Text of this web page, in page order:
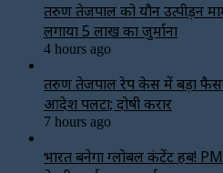
तरुण तेजपाल को यौन उत्पीड़न
लगाया ₹5 लाख का जुर्माना
4 hours ago
तरुण तेजपाल रेप केस में बड़ा
आदेश पलटा; दोषी करार
7 hours ago
भारत बनेगा ग्लोबल कंटेंट हब!